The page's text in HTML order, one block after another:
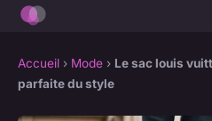
Accueil › Mode › Le sac louis
parfaite du style